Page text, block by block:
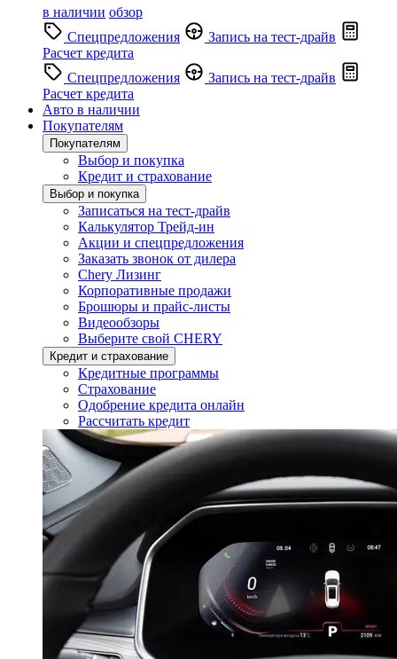
в наличии обзор
Спецпредложения
Запись на тест-драйв
Расчет кредита
Спецпредложения
Запись на тест-драйв
Расчет кредита
Авто в наличии
Покупателям
Покупателям
Выбор и покупка
Кредит и страхование
Выбор и покупка
Записаться на тест-драйв
Калькулятор Трейд-ин
Акции и спецпредложения
Заказать звонок от дилера
Chery Лизинг
Корпоративные продажи
Брошюры и прайс-листы
Видеообзоры
Выберите свой CHERY
Кредит и страхование
Кредитные программы
Страхование
Одобрение кредита онлайн
Рассчитать кредит